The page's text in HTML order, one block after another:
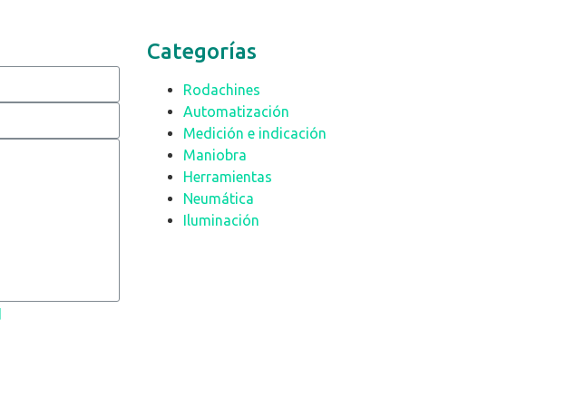
Categorías
Rodachines
Automatización
Medición e indicación
Maniobra
Herramientas
Neumática
Iluminación